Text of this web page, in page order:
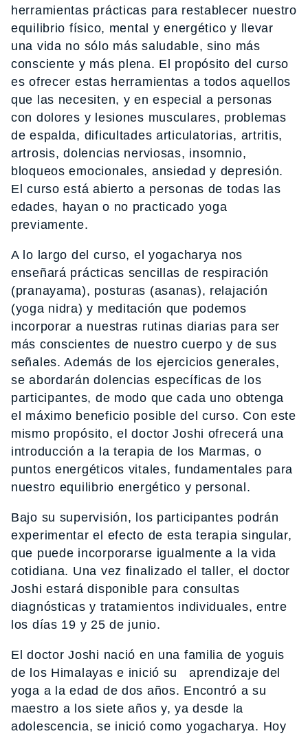
herramientas prácticas para restablecer nuestro
equilibrio físico, mental y energético y llevar
una vida no sólo más saludable, sino más
consciente y más plena. El propósito del curso
es ofrecer estas herramientas a todos aquellos
que las necesiten, y en especial a personas
con dolores y lesiones musculares, problemas
de espalda, dificultades articulatorias, artritis,
artrosis, dolencias nerviosas, insomnio,
bloqueos emocionales, ansiedad y depresión.
El curso está abierto a personas de todas las
edades, hayan o no practicado yoga
previamente.
A lo largo del curso, el yogacharya nos
enseñará prácticas sencillas de respiración
(pranayama), posturas (asanas), relajación
(yoga nidra) y meditación que podemos
incorporar a nuestras rutinas diarias para ser
más conscientes de nuestro cuerpo y de sus
señales. Además de los ejercicios generales,
se abordarán dolencias específicas de los
participantes, de modo que cada uno obtenga
el máximo beneficio posible del curso. Con este
mismo propósito, el doctor Joshi ofrecerá una
introducción a la terapia de los Marmas, o
puntos energéticos vitales, fundamentales para
nuestro equilibrio energético y personal.
Bajo su supervisión, los participantes podrán
experimentar el efecto de esta terapia singular,
que puede incorporarse igualmente a la vida
cotidiana. Una vez finalizado el taller, el doctor
Joshi estará disponible para consultas
diagnósticas y tratamientos individuales, entre
los días 19 y 25 de junio.
El doctor Joshi nació en una familia de yoguis
de los Himalayas e inició su aprendizaje del
yoga a la edad de dos años. Encontró a su
maestro a los siete años y, ya desde la
adolescencia, se inició como yogacharya. Hoy